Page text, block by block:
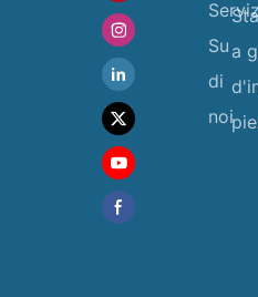
Su
di
noi
a